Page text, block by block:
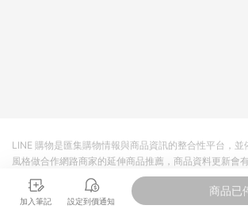
加入筆記 設定到價通知
商品已
LINE 購物是匯集購物情報與商品資訊的整合性平台，並
風格做合作網路商家的延伸商品推薦，商品資料更新會
商品至各合作網路商家，確認現售價與購物條件，一切
準。